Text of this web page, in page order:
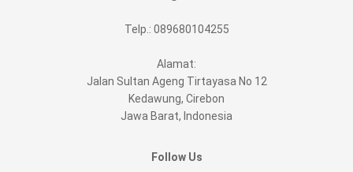
Telp.: 089680104255
Alamat:
Jalan Sultan Ageng Tirtayasa No 12
Kedawung, Cirebon
Jawa Barat, Indonesia
Follow Us